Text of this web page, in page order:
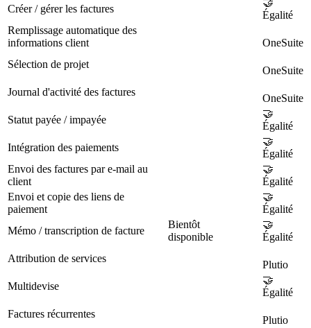
Créer / gérer les factures
Égalité
Remplissage automatique des
informations client
OneSuite
Sélection de projet
OneSuite
Journal d'activité des factures
OneSuite
Statut payée / impayée
🤝
Égalité
Intégration des paiements
🤝
Égalité
Envoi des factures par e-mail au
client
🤝
Égalité
Envoi et copie des liens de
paiement
🤝
Égalité
Mémo / transcription de facture
Bientôt
disponible
🤝
Égalité
Attribution de services
Plutio
Multidevise
🤝
Égalité
Factures récurrentes
Plutio